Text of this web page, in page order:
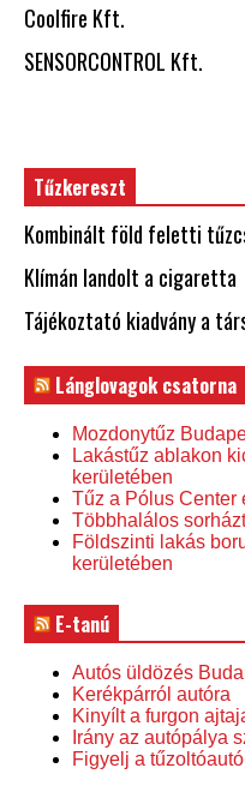
Coolfire Kft.
SENSORCONTROL Kft.
Tűzkereszt
Kombinált föld feletti
Klímán landolt a cigaretta
Tájékoztató kiadvány a
Lánglovagok csatorna
Mozdonytűz
Lakástűz ablakon
kerületében
Tűz a Pólus Center
Többhalálos
Földszinti lakás
kerületében
E-tanú
Autós üldözés
Kerékpárról autóra
Kinyílt a furgon
Irány az autópálya
Figyelj a